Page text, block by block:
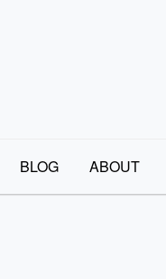
BLOG ABOUT